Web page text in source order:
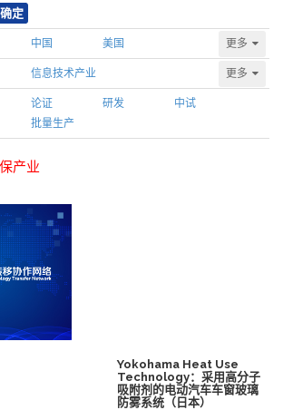
确定
中国 美国 更多
信息技术产业 更多
论证 研发
中试
批量生产
产业
Yokohama Heat Use
Technology：采用高分子
吸附剂的电动汽车车窗玻璃
防雾系统（日本）